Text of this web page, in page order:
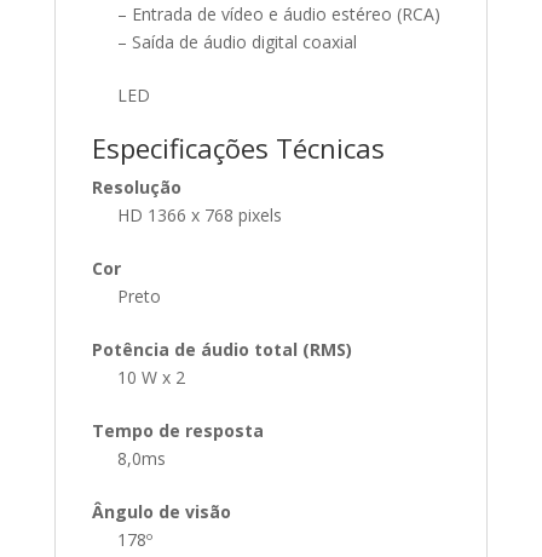
– Entrada de vídeo e áudio estéreo (RCA)
– Saída de áudio digital coaxial
LED
Especificações Técnicas
Resolução
HD 1366 x 768 pixels
Cor
Preto
Potência de áudio total (RMS)
10 W x 2
Tempo de resposta
8,0ms
Ângulo de visão
178º